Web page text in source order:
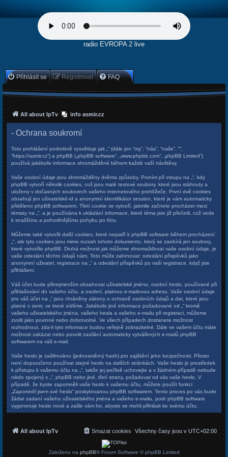
radio EVROPA 2 live
Přihlásit se Registrovat FAQ
All about IpTv info asmir.cz
- Ochrana soukromí
Toto prohlášení podrobně vysvětluje jak „“ (dále jen “my”, “nás”, “naše”, “”,
“https://asmir.cz”) a phpBB („phpBB software“, „www.phpbb.com“, „phpBB Limited“)
používá jakékoliv informace shromážděné během každé vaší návštěvy.
Vaše osobní údaje jsou shromážděny dvěma způsoby. Prvním při vstupu na „“, kdy
phpBB vytvoří několik cookies, což jsou malé textové soubory, které jsou stáhnuty a
uloženy v dočasných souborech vašeho internetového prohlížeče. První dvě cookies
obsahují jen uživatelské-id a anonymní identifikátor session, které je vám automaticky
přiděleno phpBB softwarem. Třetí cookie se vytvoří, jakmile začnete procházet mezi
tématy na „“, a je používána k ukládání informace, které téma jste již přečetli, což vede
k snažšímu a pohodlnějšímu pohybu po fóru.
Můžeme také vytvořit další cookies, které nepatří k phpBB software během procházení
„“, ale tyto cookies jsou mimo rozsah tohoto dokumentu, který se zaobírá jen soubory,
které vytvořilo phpBB. Druhá možnost jak můžeme shromažďovat vaše osobní údaje, je
vaše odeslání těchto údajů nám. Toto může zahrnovat: odeslání příspěvků jako
anonymní uživatel, registrace na „“ a odeslání příspěvků po vaší registrace, když jste
přihlášeni.
Váš účet bude přinejmenším obsahovat uživatelské jméno, osobní heslo, používané při
přihlašování do vašeho účtu, a osobní, platnou e-mailovou adresu. Vaše osobní údaje
pro váš účet na „“ jsou chráněny zákony o ochraně osobních údajů a dat, které jsou
platné v zemi, ve které sídlíme. Jakékoliv jiné informace požadované od „“ kromě
vašeho uživatelského jména, vašeho hesla a vašeho e-mailu při registraci, můžeme
zvolit jako povinné nebo dobrovolné. Ve všech případech dostanete možnost
rozhodnout, zda-li tyto informace budou veřejně zobrazitelné. Dále ve vašem účtu máte
možnost zakázat nebo povolit zasílání automaticky vytvářených e-mailů phpBB
softwarem na váš e-mail.
Vaše heslo je zašifrováno (jednosměrný hash) pro zajištění jeho bezpečnosti. Přesto
není doporučeno používat stejné heslo na dalších stránkách. Vaše heslo je prostředek
k přístupu k vašemu účtu na „“, takže jej pečlivě uchovejte a v žádném případě nebude
nikdo spojený s „“, phpBB nebo jiné, třetí strany, požadovat od vás vaše heslo. V
případě, že byste zapomněli vaše heslo k vašemu účtu, můžete použít funkci
„Zapomněl jsem své heslo“ poskytovanou phpBB softwarem. Tento proces po vás bude
žádat zadaní vašeho uživatelského jména a vašeho e-mailu, poté phpBB software
vygeneruje heslo nové a zašle vám ho, abyste se mohli přihlásit ke svému účtu.
All about IpTv Všechny časy jsou v UTC+02:00
Smazat cookies
Založeno na phpBB® Forum Software © phpBB Limited